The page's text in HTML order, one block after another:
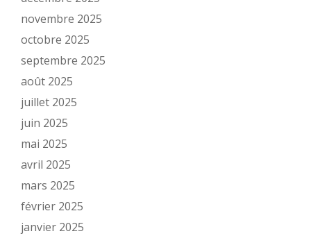
novembre 2025
octobre 2025
septembre 2025
août 2025
juillet 2025
juin 2025
mai 2025
avril 2025
mars 2025
février 2025
janvier 2025